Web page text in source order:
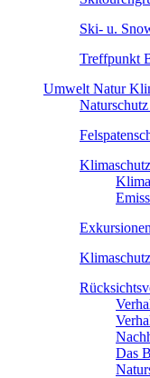
Ski- u.
Treffpunkt
Umwelt Natur
Klimaschutz
Exkursionen
Das